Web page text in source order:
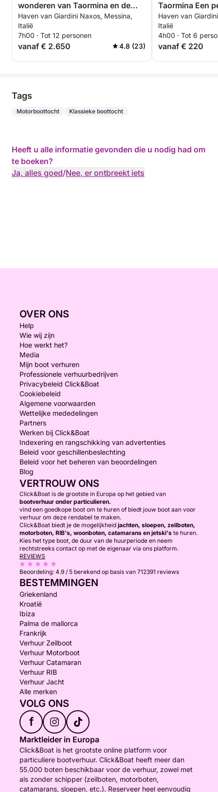
wonderen van Taormina en de
Etna
Haven van Giardini Naxos, Messina,
Italië
7h00 · Tot 12 personen
vanaf € 2.650 4.8 (23)
Taormina Een persoonlijke privé-
excursie door
baaien en
uitzicht op de
Haven van
Italië
4h00 · Tot 6
vanaf € 220
Tags
Motorboottocht Klassieke boottocht
Heeft u alle informatie gevonden die u nodig had om
te boeken?
Ja, alles goed/Nee, er ontbreekt iets
OVER ONS
Help
Wie wij zijn
Hoe werkt het?
Media
Mijn boot verhuren
Professionele verhuurbedrijven
Privacybeleid Click&Boat
Cookiebeleid
Algemene voorwaarden
Wettelijke mededelingen
Partners
Werken bij Click&Boat
Indexering en rangschikking van advertenties
Beleid voor geschillenbeslechting
Beleid voor het beheren van beoordelingen
Blog
VERTROUW ONS
Click&Boat is de grootste in Europa op het gebied van
bootverhuur onder particulieren.
vind een goedkope boot om te huren of biedt jouw boot aan voor
verhuur om deze rendabel te maken.
Click&Boat biedt je de mogelijkheid jachten, sloepen, zeilboten,
motorboten, RIB's, woonboten, catamarans en jetski's te huren.
Kies het type boot, de duur van de huurperiode en neem
rechtstreeks contact op met de eigenaar via ons platform.
REVIEWS
Beoordeling: 4.9 / 5 berekend op basis van 712391 reviews
BESTEMMINGEN
Griekenland
Kroatië
Ibiza
Palma de mallorca
Frankrijk
Verhuur Zeilboot
Verhuur Motorboot
Verhuur Catamaran
Verhuur RIB
Verhuur Jacht
Alle merken
VOLG ONS
f
Marktleider in Europa
Click&Boat is het grootste online platform voor
particuliere bootverhuur. Click&Boat heeft meer dan
55.000 boten beschikbaar voor de verhuur, zowel met
als zonder schipper (zeilboten, motorboten,
catamarans, sloepen, etc.). Reserveer heel eenvoudig